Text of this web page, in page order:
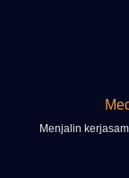
Menjalin